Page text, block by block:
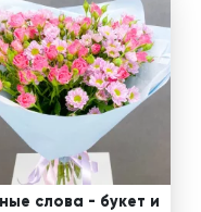
слова - букет и